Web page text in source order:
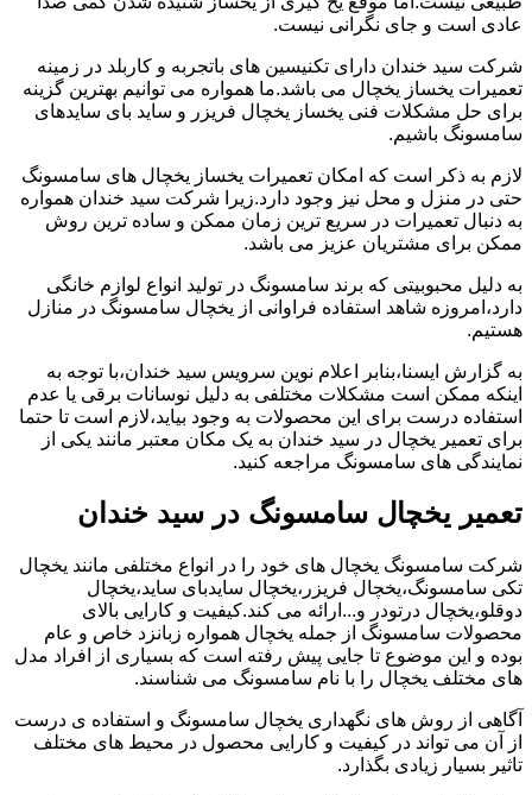
عادی است و جای نگرانی نیست.
شرکت سید خندان دارای تکنیسین های باتجربه و کاربلد در زمینه
تعمیرات یخساز یخچال می باشد.ما همواره می توانیم بهترین گزینه
برای حل مشکلات فنی یخساز یخچال فریزر و ساید بای سایدهای
سامسونگ باشیم.
لازم به ذکر است که امکان تعمیرات یخساز یخچال های سامسونگ
حتی در منزل و محل نیز وجود دارد.زیرا شرکت سید خندان همواره
به دنبال تعمیرات در سریع ترین زمان ممکن و ساده ترین روش
ممکن برای مشتریان عزیز می باشد.
به دلیل محبوبیتی که برند سامسونگ در تولید انواع لوازم خانگی
دارد،امروزه شاهد استفاده فراوانی از یخچال سامسونگ در منازل
هستیم.
به گزارش ایسنا،بنابر اعلام نوین سرویس سید خندان،با توجه به
اینکه ممکن است مشکلات مختلفی به دلیل نوسانات برقی یا عدم
استفاده درست برای این محصولات به وجود بیاید،لازم است تا حتما
برای تعمیر یخچال در سید خندان به یک مکان معتبر مانند یکی از
نمایندگی های سامسونگ مراجعه کنید.
تعمیر یخچال سامسونگ در سید خندان
شرکت سامسونگ یخچال های خود را در انواع مختلفی مانند یخچال
تکی سامسونگ،یخچال فریزر،یخچال سایدبای ساید،یخچال
دوقلو،یخچال درتودر و...ارائه می کند.کیفیت و کارایی بالای
محصولات سامسونگ از جمله یخچال همواره زبانزد خاص و عام
بوده و این موضوع تا جایی پیش رفته است که بسیاری از افراد مدل
های مختلف یخچال را با نام سامسونگ می شناسند.
آگاهی از روش های نگهداری یخچال سامسونگ و استفاده ی درست
از آن می تواند در کیفیت و کارایی محصول در محیط های مختلف
تاثیر بسیار زیادی بگذارد.